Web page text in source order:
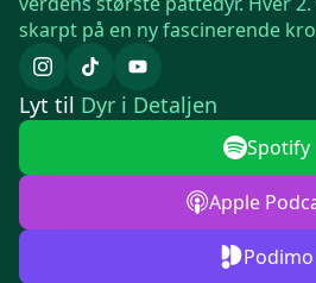
skarpt på en ny fascinerende
Lyt til Dyr i Detaljen
Spotify
Apple
Podimo